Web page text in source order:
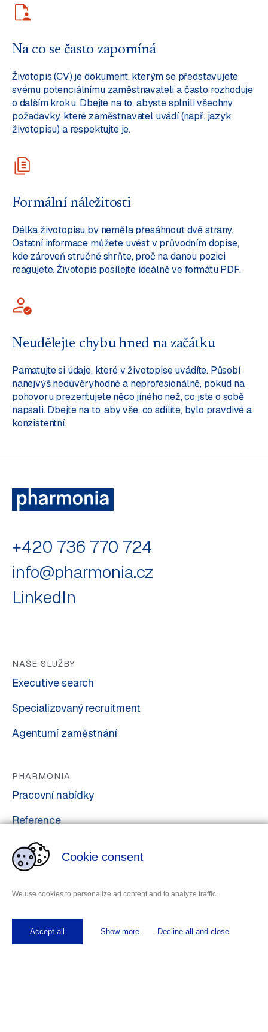
Cookie consent
We use cookies to personalize ad content and to analyze traffic..
Accept all Show more Decline all and close
Na co se často zapomíná
Životopis (CV) je dokument, kterým se představujete
svému potenciálnímu zaměstnavateli a často rozhoduje
o dalším kroku. Dbejte na to, abyste splnili všechny
požadavky, které zaměstnavatel uvádí (např. jazyk
životopisu) a respektujte je.
Formální náležitosti
Délka životopisu by neměla přesáhnout dvě strany.
Ostatní informace můžete uvést v průvodním dopise,
kde zároveň stručně shrňte, proč na danou pozici
reagujete. Životopis posílejte ideálně ve formátu PDF.
Neudělejte chybu hned na začátku
Pamatujte si údaje, které v životopise uvádíte. Působí
nanejvýš nedůvěryhodně a neprofesionálně, pokud na
pohovoru prezentujete něco jiného než, co jste o sobě
napsali. Dbejte na to, aby vše, co sdílíte, bylo pravdivé a
konzistentní.
+420 736 770 724
info@pharmonia.cz
LinkedIn
NAŠE SLUŽBY
Executive search
Specializovaný recruitment
Agenturní zaměstnání
PHARMONIA
Pracovní nabídky
Reference
O nás
Kariéra
Kontakt
Jsme členy mezinárodní sítě Inrals